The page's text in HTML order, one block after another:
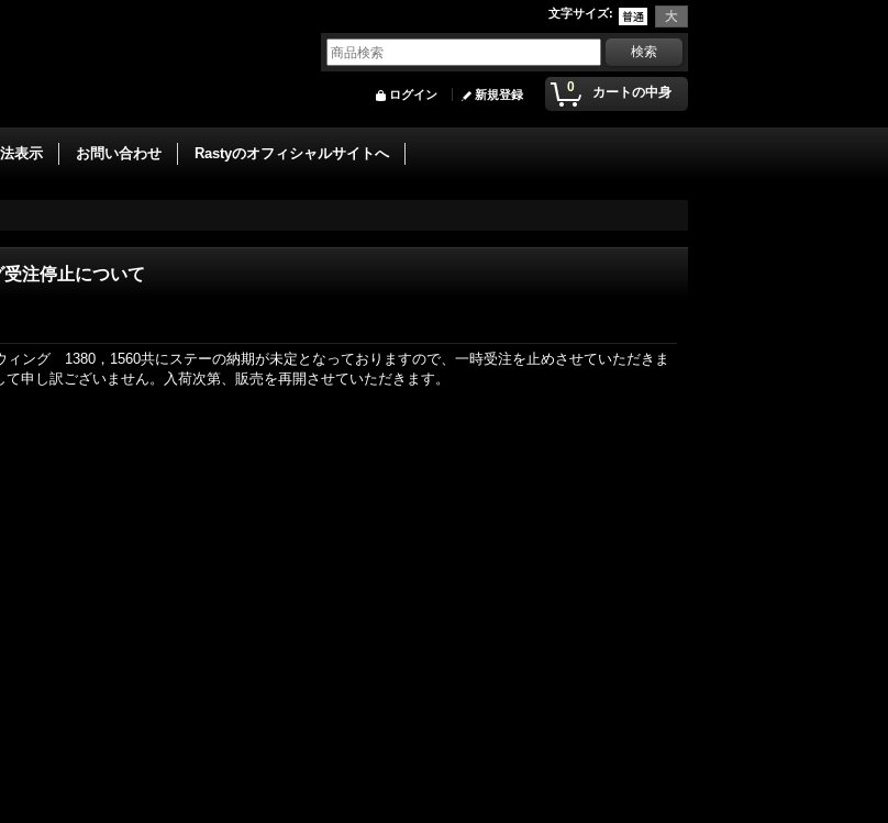
文字サイズ:
0 カートの中身
ログイン 新規登録
表示 お問い合わせ Rastyのオフィシャルサイトへ
注停止について
ング 1380，1560共にステーの納期が未定となっておりますので、一時受注を止めさせていただきま
申し訳ございません。入荷次第、販売を再開させていただきます。